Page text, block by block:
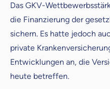
Das GKV-
die Finanzierung der
sichern. Es hatte jedoch
private
Entwicklungen an, die
heute betreffen.
Objektive und faire
Wir möchten, dass
uns entscheidest.
Vergleich mit
Versicherungen zu